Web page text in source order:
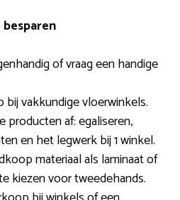
of vraag een handige
bij vakkundige vloerwinkels.
producten af: egaliseren,
en het legwerk bij 1 winkel.
materiaal als laminaat of
kiezen voor tweedehands.